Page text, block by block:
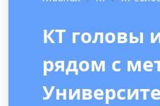
КТ головы
рядом с